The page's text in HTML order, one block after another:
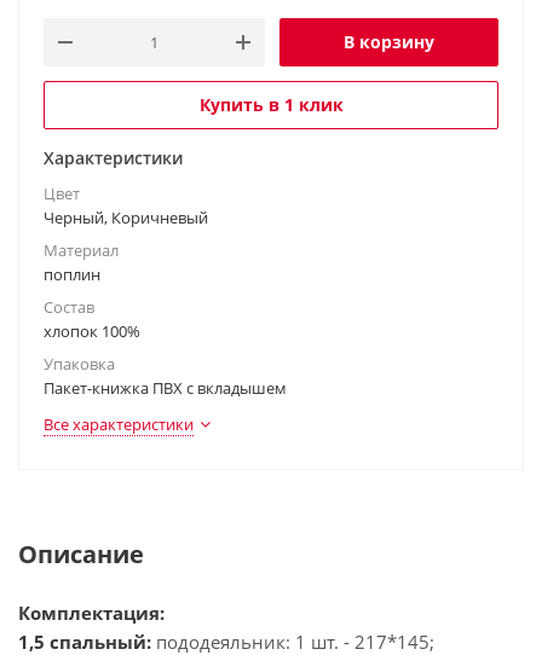
В корзину
Купить в 1 клик
Характеристики
Цвет
Черный, Коричневый
Материал
поплин
Состав
хлопок 100%
Упаковка
Пакет-книжка ПВХ с вкладышем
Все характеристики
Описание
Комплектация:
1,5 спальный: пододеяльник: 1 шт. - 217*145;